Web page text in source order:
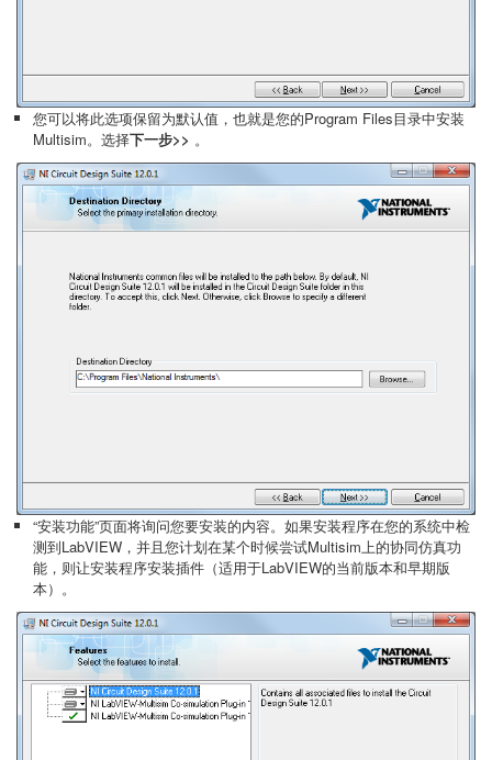
您可以将此选项保留为默认值，也就是您的Program Files目录中安装
Multisim。选择下一步>> 。
“安装功能”页面将询问您要安装的内容。如果安装程序在您的系统中检
测到LabVIEW，并且您计划在某个时候尝试Multisim上的协同仿真功
能，则让安装程序安装插件（适用于LabVIEW的当前版本和早期版
本）。